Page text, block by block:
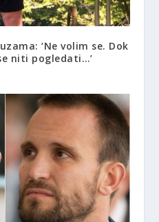
‘Ne volim se. Dok
niti pogledati…’